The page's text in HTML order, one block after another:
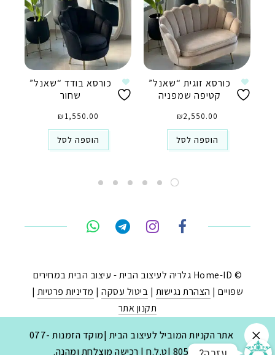
אתר הקניות המוביל לעיצוב הבית |מוקד הזמנות 077-
8053030 |ט.ל.ח | רכישה מוצלחת ומהנה.
כורסא זוגית “שאנל”
קטיפה שמפניה
₪2,550.00
הוספה לסל
כורסא בודד “שאנל”
שחור
₪1,550.00
הוספה לסל
© Home-ID גלריה לעיצוב הבית - עיצוב הבית במחירים
שפויים | הצהרת נגישות | ביטול עסקה| מדיניות פרטיות |
תקנון אתר